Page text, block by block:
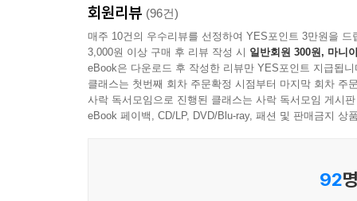
그의 등을 한 번 툭툭 두드려 주는 건 어떨지. 청
다듬은 양 저며올 때가 있지 않은가. 바로 그 때 그
어느새 가을 멀리 가버렸으나 숲나무엔 가을 뜻 아
적막한 바위 틈엔 물기 마르고 맑은 시내 어귀에 뗏
나무꾼은 상수리 밤톨 줍고 스님은 우물에서 무를
“그 모든 것들은 곧 사라질 텐데, 어떻게 사랑하
작가의 순정한 마음을 읽을 수 있다.
회원리뷰 (96건)
매주 10건의 우수리뷰를 선정하여 YES포인트 3만원을 드
3,000원 이상 구매 후 리뷰 작성 시 일반회원 300원, 마니
eBook은 다운로드 후 작성한 리뷰만 YES포인트 지급됩니
클래스는 첫번째 회차 주문확정 시점부터 마지막 회차 주
사락 독서모임으로 진행된 클래스는 사락 독서모임 게시
eBook 페이백, CD/LP, DVD/Blu-ray, 패션 및 판매금지 상
92